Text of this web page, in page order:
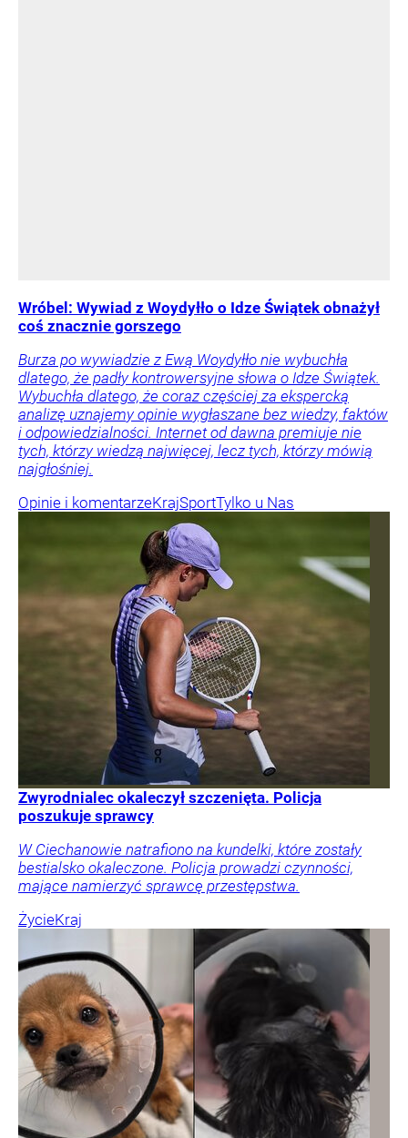
Wróbel: Wywiad z Woydyłło o Idze Świątek obnażył
coś znacznie gorszego
Burza po wywiadzie z Ewą Woydyłło nie wybuchła
dlatego, że padły kontrowersyjne słowa o Idze Świątek.
Wybuchła dlatego, że coraz częściej za ekspercką
analizę uznajemy opinie wygłaszane bez wiedzy, faktów
i odpowiedzialności. Internet od dawna premiuje nie
tych, którzy wiedzą najwięcej, lecz tych, którzy mówią
najgłośniej.
Opinie i komentarzeKrajSportTylko u Nas
Zwyrodnialec okaleczył szczenięta. Policja
poszukuje sprawcy
W Ciechanowie natrafiono na kundelki, które zostały
bestialsko okaleczone. Policja prowadzi czynności,
mające namierzyć sprawcę przestępstwa.
ŻycieKraj